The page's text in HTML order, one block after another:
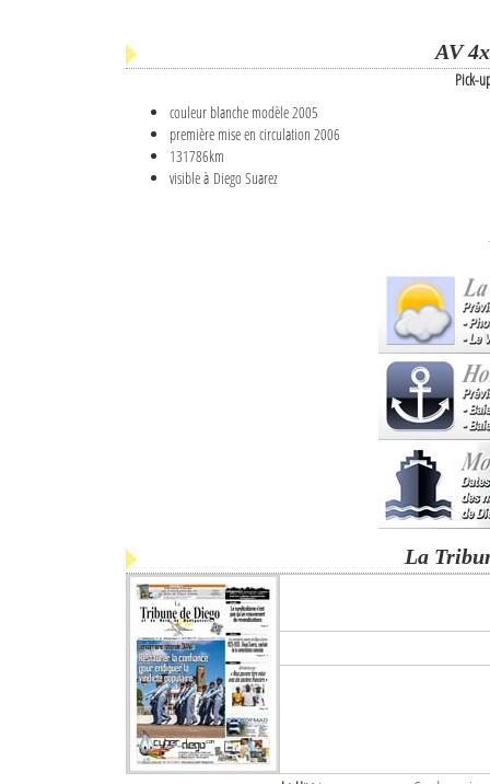
AV
Pick-
couleur blanche modèle 2005
première mise en circulation 2006
131786km
visible à Diego Suarez
La